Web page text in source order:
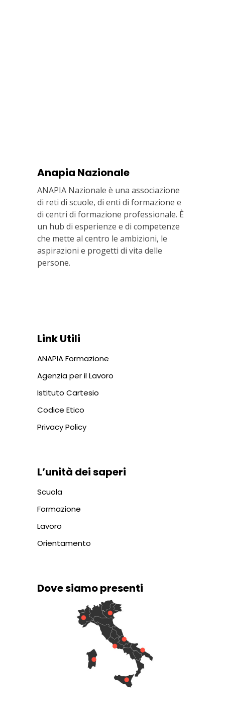
Anapia Nazionale
ANAPIA Nazionale è una associazione
di reti di scuole, di enti di formazione e
di centri di formazione professionale. È
un hub di esperienze e di competenze
che mette al centro le ambizioni, le
aspirazioni e progetti di vita delle
persone.
Link Utili
ANAPIA Formazione
Agenzia per il Lavoro
Istituto Cartesio
Codice Etico
Privacy Policy
L’unità dei saperi
Scuola
Formazione
Lavoro
Orientamento
Dove siamo presenti